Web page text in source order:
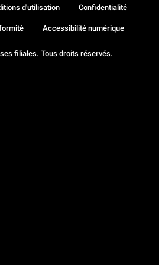
filiales. Tous droits réservés.
d'utilisation Confidentialité
Accessibilité numérique